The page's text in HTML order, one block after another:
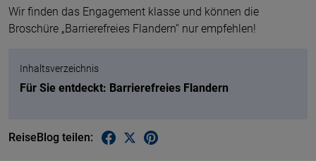
Wir finden das Engagement klasse und können die
Broschüre „Barrierefreies Flandern“ nur empfehlen!
Inhaltsverzeichnis
Für Sie entdeckt: Barrierefreies Flandern
ReiseBlog teilen: